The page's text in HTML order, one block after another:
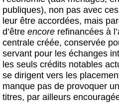
publiques), non pas avec
leur être accordées, mais
d’être encore refinancées à
centrale créée, conservée
servant pour les échanges
les seuls crédits notables
se dirigent vers les
manque pas de provoquer
titres, par ailleurs